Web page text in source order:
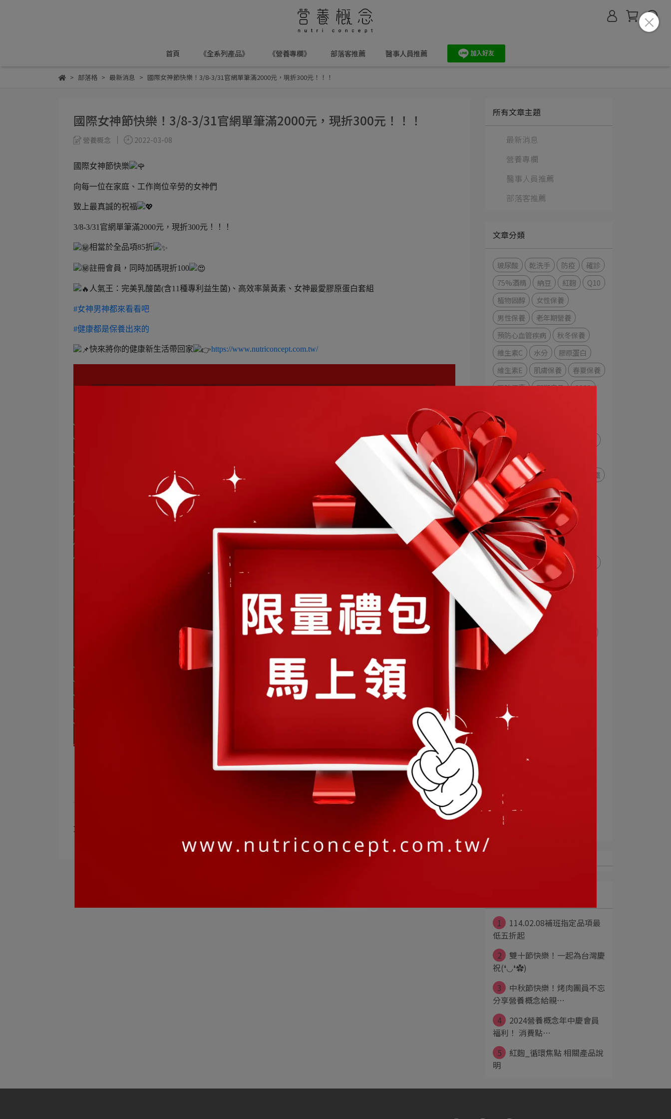
首頁 《全系列產品》 《營養專欄》 部落客推薦 醫事人員推薦
部落格 最新消息 國際女神節快樂！3/8-3/31官網單筆滿2000元，現折300元！！！
國際女神節快樂！3/8-3/31官網單筆滿2000元，現折300元！！！
營養概念 2022-03-08
國際女神節快樂
向每一位在家庭、工作崗位辛勞的女神們
致上最真誠的祝福
3/8-3/31官網單筆滿2000元，現折300元！！！
相當於全品項85折
註冊會員，同時加碼現折100
人氣王：完美乳酸菌(含11種專利益生菌)、高效率葉黃素、女神最愛膠原蛋白套組
#女神男神都來看看吧
#健康都是保養出來的
快來將你的健康新生活帶回家 https://www.nutriconcept.com.tw/
文章分類
所有文章主題
最新消息
營養專欄
醫事人員推薦
部落客推薦
文章分類
玻尿酸 乾洗手 防疫
確診
75%酒精
納豆 紅麴
Q10
植物固醇
女性保養
男性保養
老年期營養
預防心血管疾病
秋冬保養
維生素C
水分
膠原蛋白
維生素E
肌膚保養
春夏保養
限時優惠
即期良品
1111
水潤透亮素顏霜
新年快樂
元宵節
維生素B群
營養師節
免疫力
鐵
維生素B群
葉酸
生理期保養
青春期營養
維生素B12
懷孕期保養
益生質
益生菌
膳食纖維
孩童保養
孕期保養
情人節
端午節
UC II
MSM
花青素
EPA
中秋節
完美益生菌
國際品質標章
預防失智
中秋節快樂
1
114.02.08補班指定品項最
低五折起
2
雙十節快樂！一起為台灣慶
祝(❛◡❛✿)
3
中秋節快樂！烤肉團員不忘
分享營養概念給親⋯
4
2024營養概念年中慶會員
福利！ 消費點⋯
5
紅麴_循環焦點 相關產品說
明